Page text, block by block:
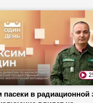
пасеки в радиационной